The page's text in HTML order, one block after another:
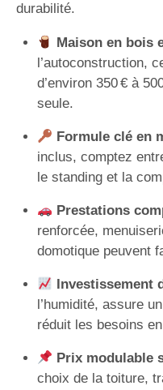
durabilité.
Maison en bois
l’autoconstruction,
d’environ 350 € à
seule.
Formule clé en
inclus, comptez
le standing et la
Prestations
renforcée,
domotique peuvent
Investissement
l’humidité, assure
réduit les besoins
Prix modulable
choix de la toiture,